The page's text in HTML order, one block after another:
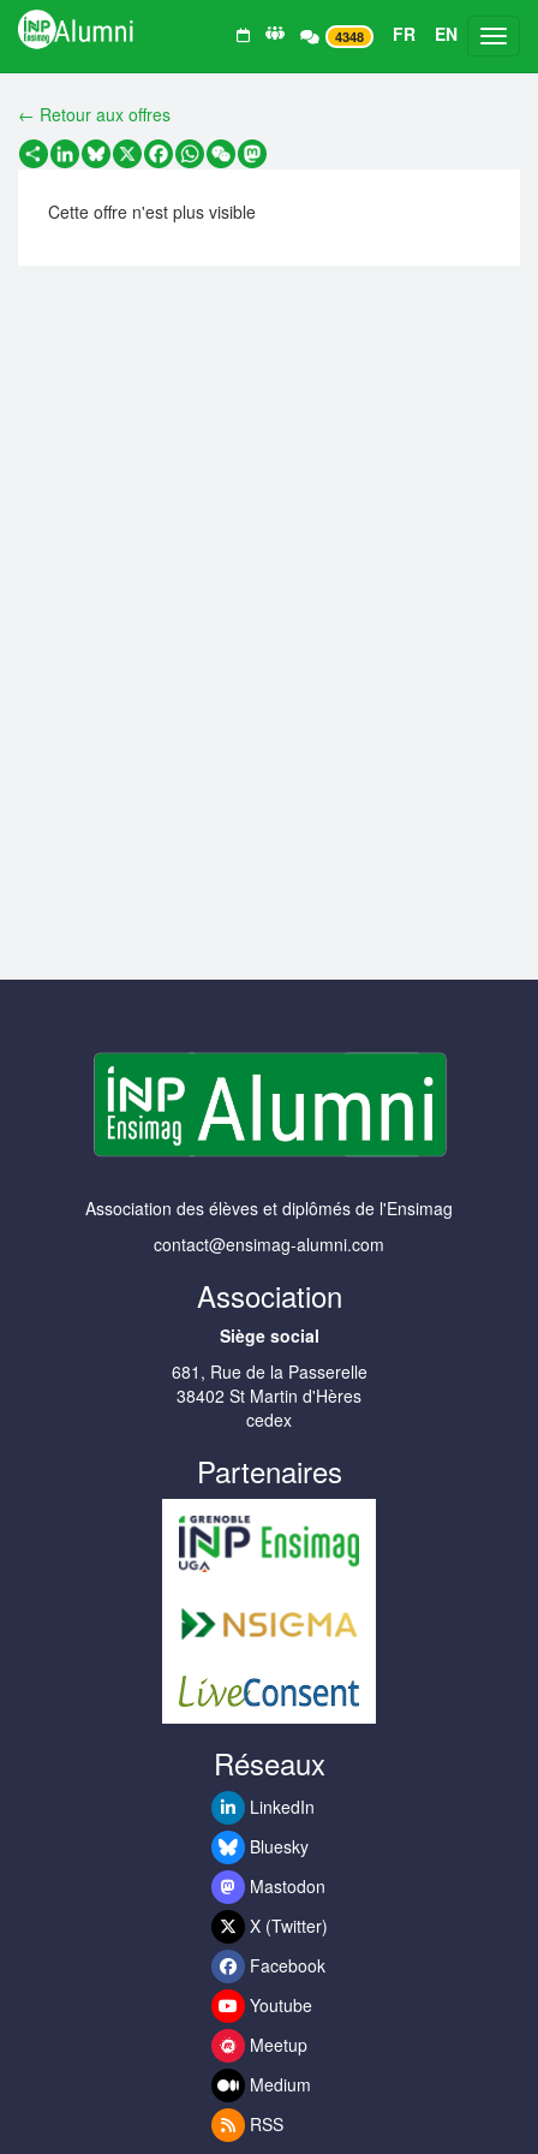
4348 FR EN
← Retour aux offres
PartagerLinkedIn
Bluesky
X Facebook
WhatsApp
WeChatMastodon
Cette offre n'est plus visible
Association des élèves et diplômés de l'Ensimag
contact@ensimag-alumni.com
Association
Siège social
681, Rue de la Passerelle
38402 St Martin d'Hères
cedex
Partenaires
Réseaux
LinkedIn
Bluesky
Mastodon
X (Twitter)
Facebook
Youtube
Meetup
Medium
RSS